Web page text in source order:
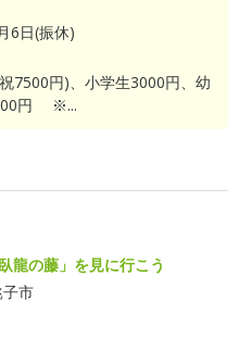
6日(振休)
7500円)、小学生3000円、幼
円 ※...
龍の藤」を見に行こう
子市